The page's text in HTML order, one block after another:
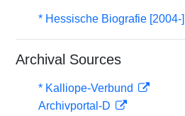
* Hessische Biografie [2004-]
Archival Sources
* Kalliope-Verbund
Archivportal-D